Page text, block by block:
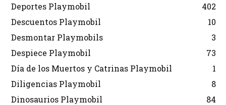
Deportes Playmobil
402
Descuentos Playmobil
10
Desmontar Playmobils
3
Despiece Playmobil
73
Día de los Muertos y Catrinas Playmobil
1
Diligencias Playmobil
8
Dinosaurios Playmobil
84